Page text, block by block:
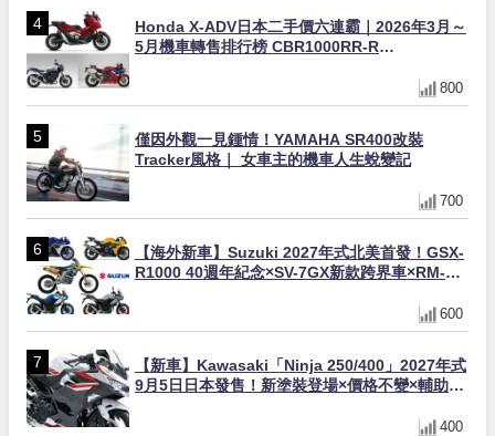
Honda X-ADV日本二手價六連霸｜2026年3月～
5月機車轉售排行榜 CBR1000RR-R
800
僅因外觀一見鍾情！YAMAHA SR400改裝
Tracker風格｜ 女車主的機車人生蛻變記
700
【海外新車】Suzuki 2027年式北美首發！GSX-
R1000 40週年紀念×SV-7GX新款跨界車×RM-
600
【新車】Kawasaki「Ninja 250/400」2027年式
9月5日日本發售！新塗裝登場×價格不變×輔助滑
400